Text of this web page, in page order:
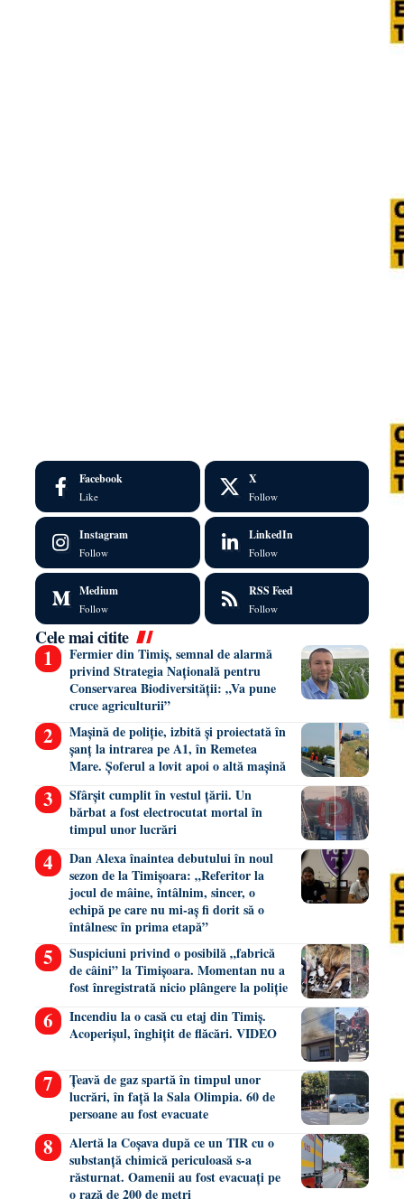
Facebook
Like
X
Follow
Instagram
Follow
LinkedIn
Follow
Medium
Follow
RSS Feed
Follow
Cele mai citite
Fermier din Timiș, semnal de alarmă
privind Strategia Națională pentru
Conservarea Biodiversității: „Va pune
cruce agriculturii”
Mașină de poliție, izbită și proiectată în
șanț la intrarea pe A1, în Remetea
Mare. Șoferul a lovit apoi o altă mașină
Sfârșit cumplit în vestul țării. Un
bărbat a fost electrocutat mortal în
timpul unor lucrări
Dan Alexa înaintea debutului în noul
sezon de la Timișoara: „Referitor la
jocul de mâine, întâlnim, sincer, o
echipă pe care nu mi-aș fi dorit să o
întâlnesc în prima etapă”
Suspiciuni privind o posibilă „fabrică
de câini” la Timișoara. Momentan nu a
fost înregistrată nicio plângere la poliție
Incendiu la o casă cu etaj din Timiș.
Acoperișul, înghițit de flăcări. VIDEO
Țeavă de gaz spartă în timpul unor
lucrări, în față la Sala Olimpia. 60 de
persoane au fost evacuate
Alertă la Coșava după ce un TIR cu o
substanță chimică periculoasă s-a
răsturnat. Oamenii au fost evacuați pe
o rază de 200 de metri